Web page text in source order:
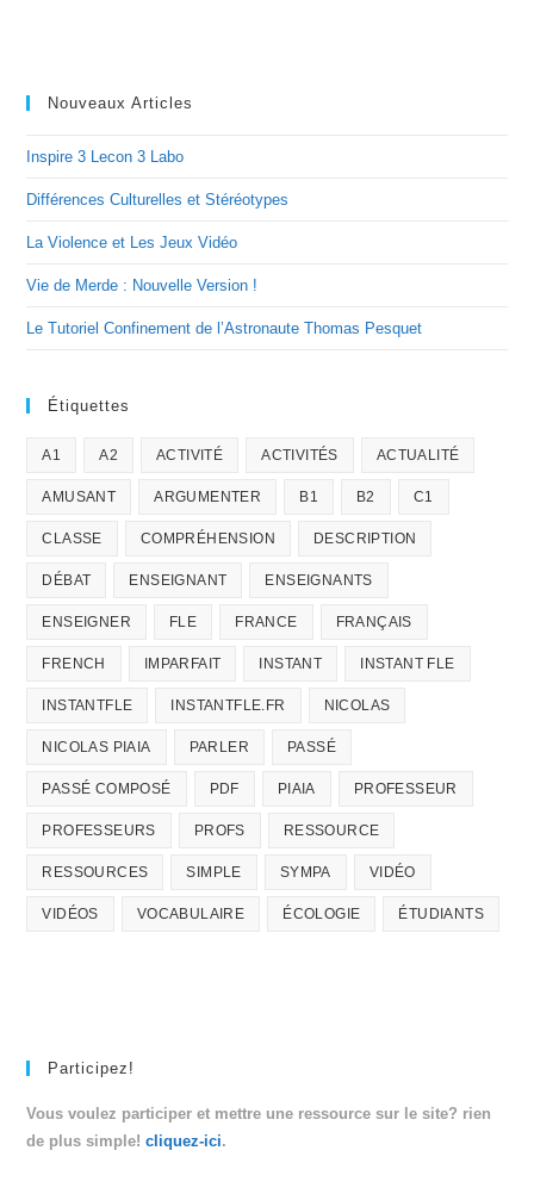
Nouveaux Articles
Inspire 3 Lecon 3 Labo
Différences Culturelles et Stéréotypes
La Violence et Les Jeux Vidéo
Vie de Merde : Nouvelle Version !
Le Tutoriel Confinement de l’Astronaute Thomas Pesquet
Étiquettes
A1 A2 ACTIVITÉ ACTIVITÉS ACTUALITÉ
AMUSANT ARGUMENTER B1 B2 C1
CLASSE COMPRÉHENSION DESCRIPTION
DÉBAT ENSEIGNANT ENSEIGNANTS
ENSEIGNER FLE FRANCE FRANÇAIS
FRENCH IMPARFAIT INSTANT INSTANT FLE
INSTANTFLE INSTANTFLE.FR NICOLAS
NICOLAS PIAIA PARLER PASSÉ
PASSÉ COMPOSÉ PDF PIAIA PROFESSEUR
PROFESSEURS PROFS RESSOURCE
RESSOURCES SIMPLE SYMPA VIDÉO
VIDÉOS VOCABULAIRE ÉCOLOGIE ÉTUDIANTS
Participez!
Vous voulez participer et mettre une ressource sur le site? rien
de plus simple!cliquez-ici.